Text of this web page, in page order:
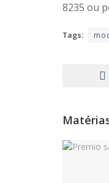
8235 ou
Tags: